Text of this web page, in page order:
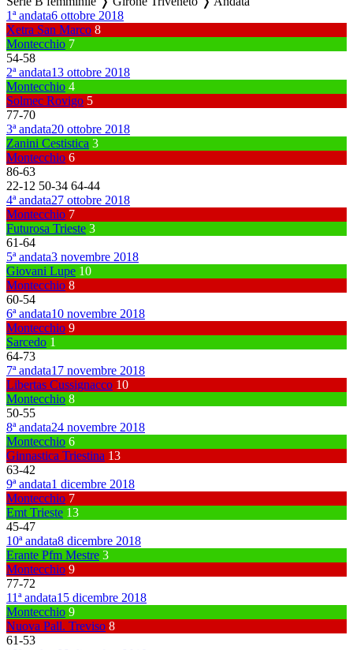
1ª andata6 ottobre 2018
Xetra San Marco 8
Montecchio 7
54-58
2ª andata13 ottobre 2018
Montecchio 4
Solmec Rovigo 5
77-70
3ª andata20 ottobre 2018
Zanini Cestistica 3
Montecchio 6
86-63
22-12 50-34 64-44
4ª andata27 ottobre 2018
Montecchio 7
Futurosa Trieste 3
61-64
5ª andata3 novembre 2018
Giovani Lupe 10
Montecchio 8
60-54
6ª andata10 novembre 2018
Montecchio 9
Sarcedo 1
64-73
7ª andata17 novembre 2018
Libertas Cussignacco 10
Montecchio 8
50-55
8ª andata24 novembre 2018
Montecchio 6
Ginnastica Triestina 13
63-42
9ª andata1 dicembre 2018
Montecchio 7
Emt Trieste 13
45-47
10ª andata8 dicembre 2018
Erante Pfm Mestre 3
Montecchio 9
77-72
11ª andata15 dicembre 2018
Montecchio 9
Nuova Pall. Treviso 8
61-53